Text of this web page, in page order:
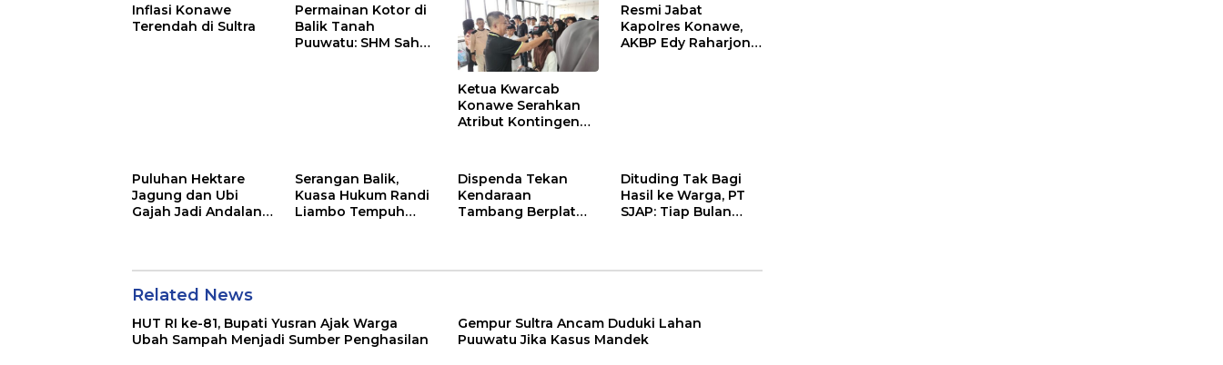
Inflasi Konawe
Terendah di Sultra
Permainan Kotor di
Balik Tanah
Puuwatu: SHM Sah
Ketua Kwarcab
Konawe Serahkan
Atribut Kontingen
Resmi Jabat
Kapolres Konawe,
AKBP Edy Raharjono
Puluhan Hektare
Jagung dan Ubi
Gajah Jadi Andalan
Serangan Balik,
Kuasa Hukum Randi
Liambo Tempuh
Dispenda Tekan
Kendaraan
Tambang Berplat
Dituding Tak Bagi
Hasil ke Warga, PT
SJAP: Tiap Bulan
Related News
HUT RI ke-81, Bupati Yusran Ajak Warga
Ubah Sampah Menjadi Sumber Penghasilan
Gempur Sultra Ancam Duduki Lahan
Puuwatu Jika Kasus Mandek